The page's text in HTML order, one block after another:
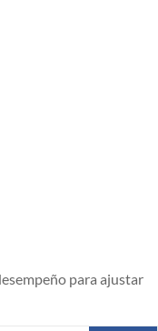
para ajustar